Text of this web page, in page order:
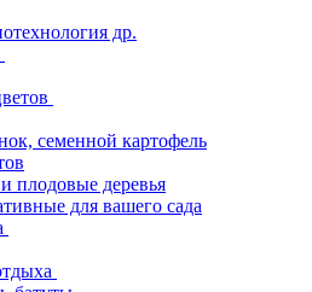
др.
семенной картофель
плодовые деревья
для вашего сада